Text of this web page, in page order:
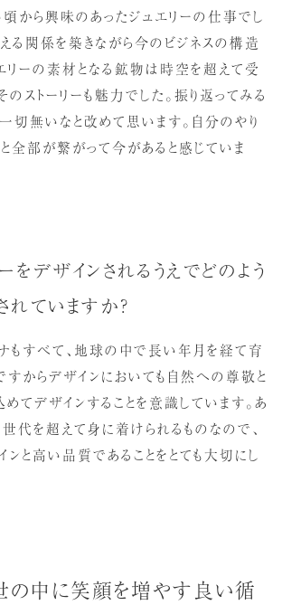
から興味のあったジュエリーの仕事でし
る関係を築きながら今のビジネスの構造
リーの素材となる鉱物は時空を超えて受
のストーリーも魅力でした。振り返ってみる
切無いなと改めて思います。自分のやり
と全部が繋がって今があると感じていま
デザインされるうえでどのよう
れていますか？
もすべて、地球の中で長い年月を経て育
すからデザインにおいても自然への尊敬と
てデザインすることを意識しています。あ
世代を超えて身に着けられるものなので、
ンと高い品質であることをとても大切にし
の中に笑顔を増やす良い循